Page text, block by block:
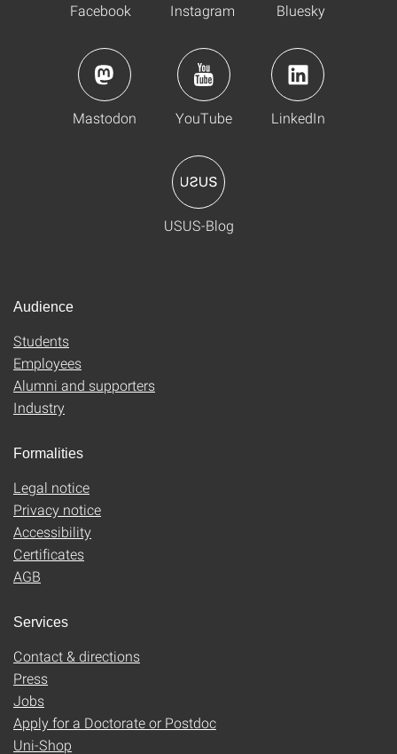
Facebook Instagram Bluesky
Mastodon YouTube LinkedIn
USUS-Blog
Audience
Students
Employees
Alumni and supporters
Industry
Formalities
Legal notice
Privacy notice
Accessibility
Certificates
AGB
Services
Contact & directions
Press
Jobs
Apply for a Doctorate or Postdoc
Uni-Shop